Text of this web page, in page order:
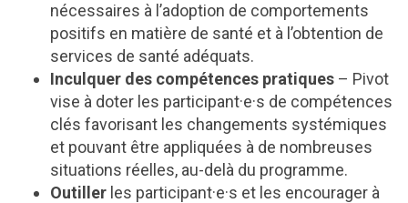
nécessaires à l’adoption de comportements
positifs en matière de santé et à l’obtention de
services de santé adéquats.
Inculquer des compétences pratiques – Pivot
vise à doter les participant·e·s de compétences
clés favorisant les changements systémiques
et pouvant être appliquées à de nombreuses
situations réelles, au-delà du programme.
Outiller les participant·e·s et les encourager à